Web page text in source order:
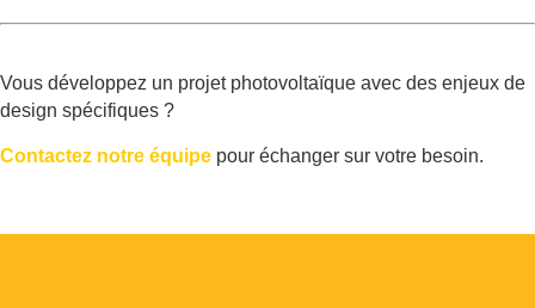
Vous développez un projet photovoltaïque avec des enjeux de
design spécifiques ?
Contactez notre équipe pour échanger sur votre besoin.